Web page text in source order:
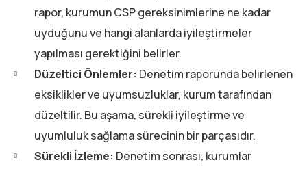
rapor, kurumun CSP gereksinimlerine ne kadar
uyduğunu ve hangi alanlarda iyileştirmeler
yapılması gerektiğini belirler.
Düzeltici Önlemler: Denetim raporunda belirlenen
eksiklikler ve uyumsuzluklar, kurum tarafından
düzeltilir. Bu aşama, sürekli iyileştirme ve
uyumluluk sağlama sürecinin bir parçasıdır.
Sürekli İzleme: Denetim sonrası, kurumlar